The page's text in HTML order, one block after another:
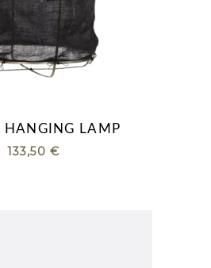
HANGING LAMP
133,50 €